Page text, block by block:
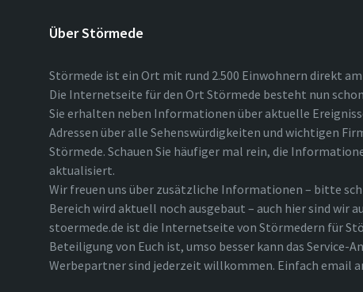
Über Störmede
Störmede ist ein Ort mit rund 2.500 Einwohnern direkt
Die Internetseite für den Ort Störmede besteht nun
Sie erhalten neben Informationen über aktuelle
Adressen über alle Sehenswürdigkeiten und wichtigen
Störmede. Schauen Sie häufiger mal rein, die
aktualisiert.
Wir freuen uns über zusätzliche Informationen – bitte
Bereich wird aktuell noch ausgebaut – auch hier sind wir
stoermede.de ist die Internetseite von Störmedern für
Beteiligung von Euch ist, umso besser kann das Service-
Werbepartner sind jederzeit willkommen. Einfach email